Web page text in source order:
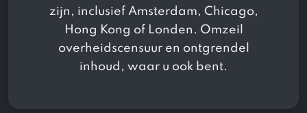
zijn, inclusief Amsterdam, Chicago,
Hong Kong of Londen. Omzeil
overheidscensuur en ontgrendel
inhoud, waar u ook bent.